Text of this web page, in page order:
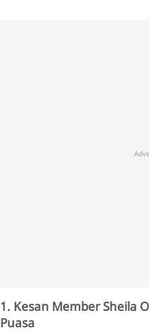
1. Kesan Member Sheila
Puasa